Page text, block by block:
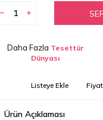
Daha Fazla Tesettür
Dünyası
Listeye Ekle
Ürün Açıklaması